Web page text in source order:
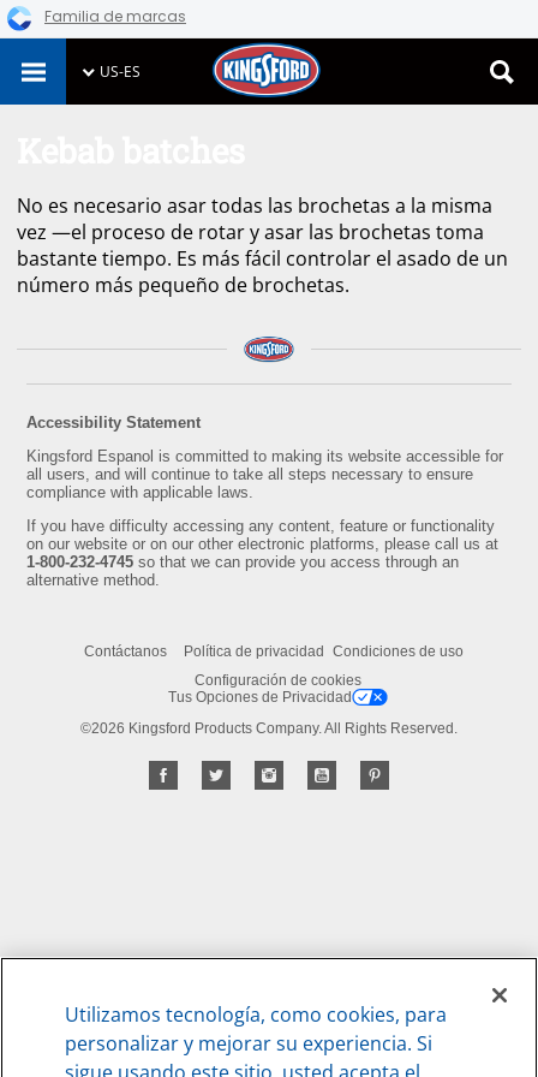
Familia de marcas
content
US-ES
No es necesario asar todas las brochetas a la misma
vez —el proceso de rotar y asar las brochetas toma
bastante tiempo. Es más fácil controlar el asado de un
número más pequeño de brochetas.
Accessibility Statement
Kingsford Espanol is committed to making its website accessible for
all users, and will continue to take all steps necessary to ensure
compliance with applicable laws.
If you have difficulty accessing any content, feature or functionality
on our website or on our other electronic platforms, please call us at
1-800-232-4745 so that we can provide you access through an
alternative method.
Contáctanos Política de privacidad Condiciones de uso
Configuración de cookies
Tus Opciones de Privacidad
©2026 Kingsford Products Company. All Rights Reserved.
Utilizamos tecnología, como cookies, para
personalizar y mejorar su experiencia. Si